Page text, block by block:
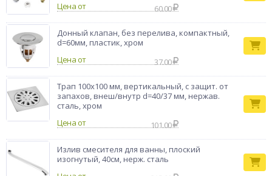
Цена от
60.00
Донный клапан, без перелива, компактный,
d=60мм, пластик, хром
Цена от
37.00
Трап 100х100 мм, вертикальный, с защит. от
запахов, внеш/внутр d=40/37 мм, нержав.
сталь, хром
Цена от
101.00
Излив смесителя для ванны, плоский
изогнутый, 40см, нерж. сталь